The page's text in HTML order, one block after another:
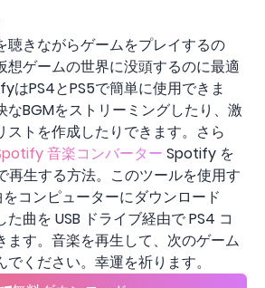
聴きながらゲームをプレイするの
想ゲームの世界に没頭するのに最適
はPS4とPS5で簡単に使用できま
なBGMをストリーミングしたり、激
ストを作成したりできます。さら
音楽コンバーター Spotify を
再生する方法。このツールを使用す
コンピューターにダウンロード
曲を USB ドライブ経由で PS4 コ
ます。音楽を再生して、次のゲーム
ください。幸運を祈ります。